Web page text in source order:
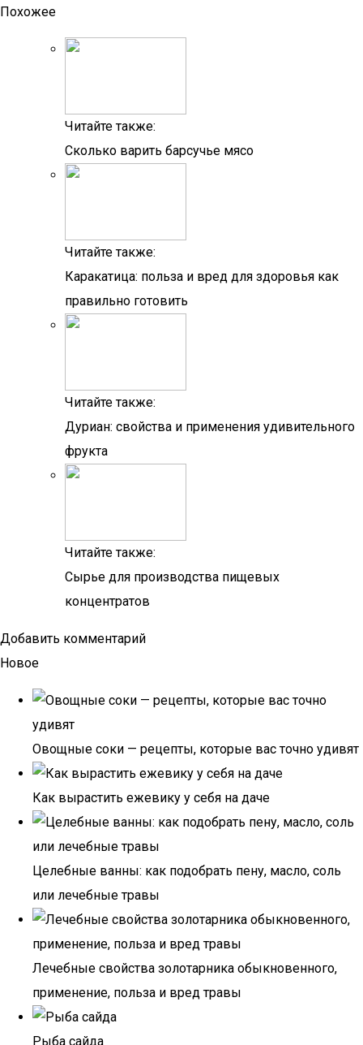
Похожее
Читайте также:
Сколько варить барсучье мясо
Читайте также:
Каракатица: польза и вред для здоровья как
правильно готовить
Читайте также:
Дуриан: свойства и применения удивительного
фрукта
Читайте также:
Сырье для производства пищевых
концентратов
Добавить комментарий
Новое
Овощные соки — рецепты, которые вас точно удивят
Как вырастить ежевику у себя на даче
Целебные ванны: как подобрать пену, масло, соль
или лечебные травы
Лечебные свойства золотарника обыкновенного,
применение, польза и вред травы
Рыба сайда